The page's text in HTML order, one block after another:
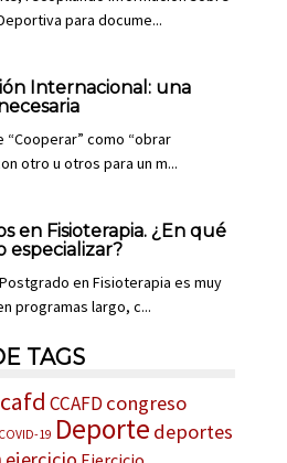
para docume...
Internacional: una
“Cooperar” como “obrar
otro u otros para un m...
en Fisioterapia. ¿En qué
especializar?
en Fisioterapia es muy
programas largo, c...
TAGS
cafd CCAFDcongreso
COVID-19 Deporte deportes